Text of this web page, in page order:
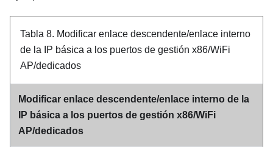
Tabla 8. Modificar enlace descendente/enlace interno
de la IP básica a los puertos de gestión x86/WiFi
AP/dedicados
Modificar enlace descendente/enlace interno de la
IP básica a los puertos de gestión x86/WiFi
AP/dedicados